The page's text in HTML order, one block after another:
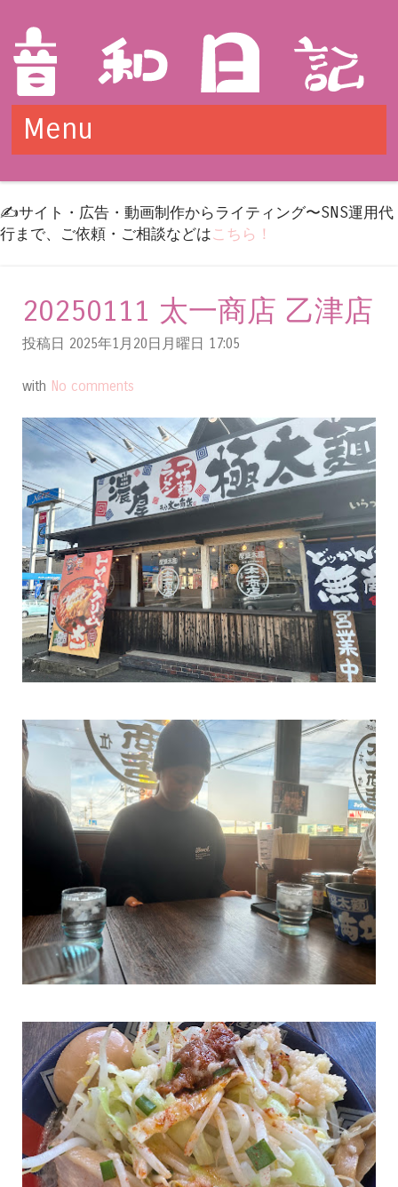
Menu
✍️サイト・広告・動画制作からライティング〜SNS運用代
行まで、ご依頼・ご相談などはこちら！
20250111 太一商店 乙津店
投稿日 2025年1月20日月曜日 17:05
with No comments